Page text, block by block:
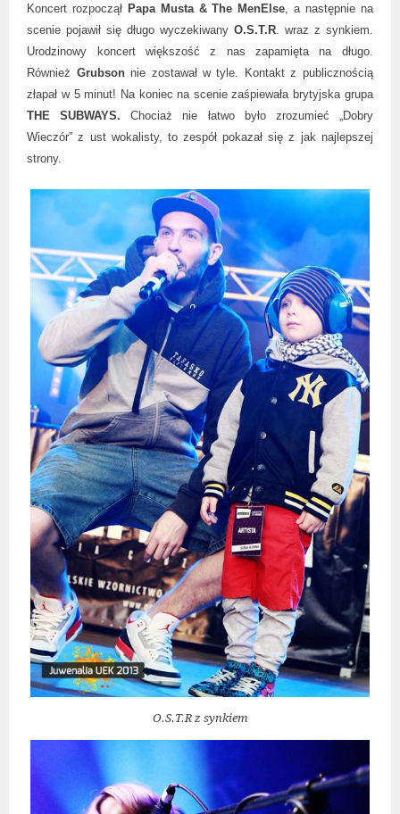
Koncert rozpoczął Papa Musta & The MenElse , a następnie na
scenie pojawił się długo wyczekiwany O.S.T.R. wraz z synkiem.
Urodzinowy koncert większość z nas zapamięta na długo.
Również Grubsonnie zostawał w tyle. Kontakt z publicznością
złapał w 5 minut! Na koniec na scenie zaśpiewała brytyjska grupa
THE SUBWAYS.Chociaż nie łatwo było zrozumieć „Dobry
Wieczór” z ust wokalisty, to zespół pokazał się z jak najlepszej
strony.
O.S.T.R z synkiem